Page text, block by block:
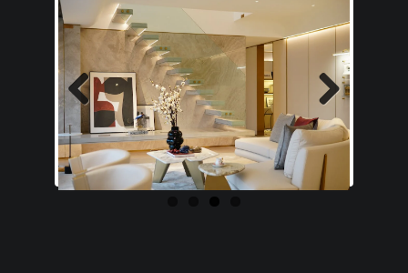
Previous
Next